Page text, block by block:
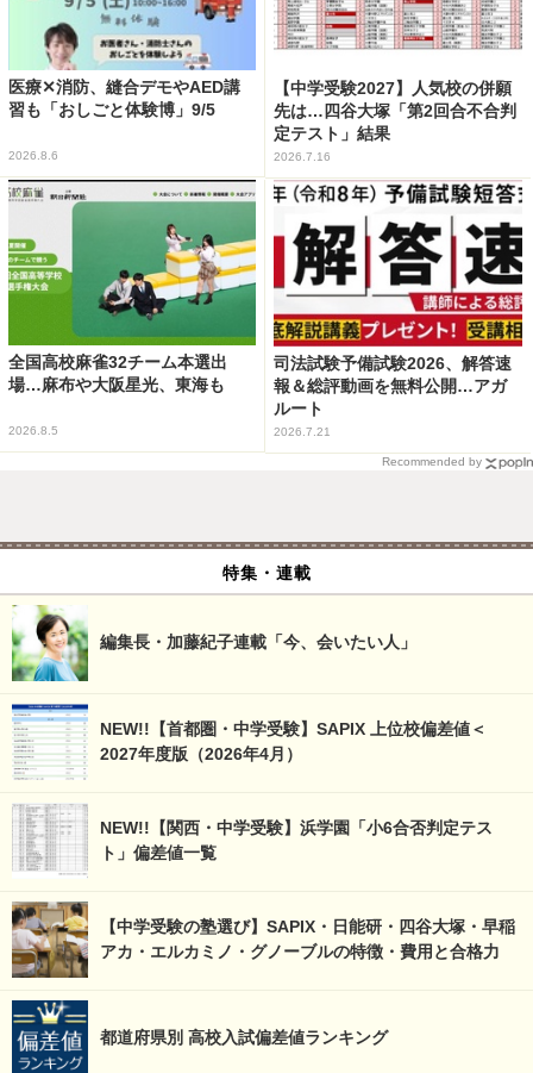
医療✕消防、縫合デモやAED講
習も「おしごと体験博」9/5
2026.8.6
【中学受験2027】人気校の併願
先は…四谷大塚「第2回合不合判
定テスト」結果
2026.7.16
全国高校麻雀32チーム本選出
場…麻布や大阪星光、東海も
2026.8.5
司法試験予備試験2026、解答速
報＆総評動画を無料公開…アガ
ルート
2026.7.21
Recommended by
特集・連載
編集長・加藤紀子連載「今、会いたい人」
NEW!!【首都圏・中学受験】SAPIX 上位校偏差値＜
2027年度版（2026年4月）
NEW!!【関西・中学受験】浜学園「小6合否判定テス
ト」偏差値一覧
【中学受験の塾選び】SAPIX・日能研・四谷大塚・早稲
アカ・エルカミノ・グノーブルの特徴・費用と合格力
都道府県別 高校入試偏差値ランキング